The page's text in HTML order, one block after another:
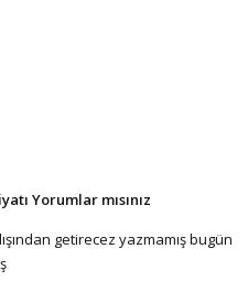
Yorumlar mısınız
getirecez yazmamış bugün